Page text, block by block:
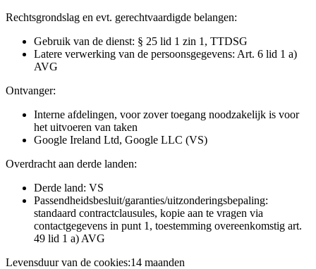
Rechtsgrondslag en evt. gerechtvaardigde belangen:
Gebruik van de dienst: § 25 lid 1 zin 1, TTDSG
Latere verwerking van de persoonsgegevens: Art. 6 lid 1 a)
AVG
Ontvanger:
Interne afdelingen, voor zover toegang noodzakelijk is voor
het uitvoeren van taken
Google Ireland Ltd, Google LLC (VS)
Overdracht aan derde landen:
Derde land: VS
Passendheidsbesluit/garanties/uitzonderingsbepaling:
standaard contractclausules, kopie aan te vragen via
contactgegevens in punt 1, toestemming overeenkomstig art.
49 lid 1 a) AVG
Levensduur van de cookies:14 maanden